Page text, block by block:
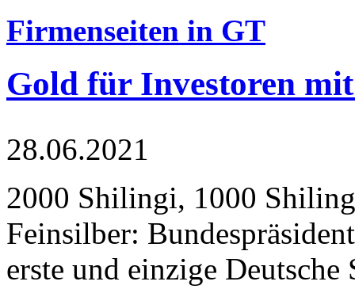
Firmenseiten in GT
Gold für Investoren
28.06.2021
2000 Shilingi, 1000
Feinsilber:
erste und einzige Deutsche